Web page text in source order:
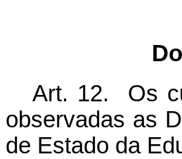
Art. 12. Os
observadas as
de Estado da